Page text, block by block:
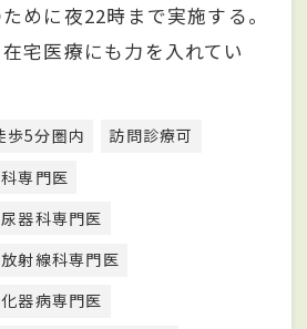
めに夜22時まで実施する。
宅医療にも力を入れてい
歩5分圏内
訪問診療可
専門医
器科専門医
射線科専門医
器病専門医